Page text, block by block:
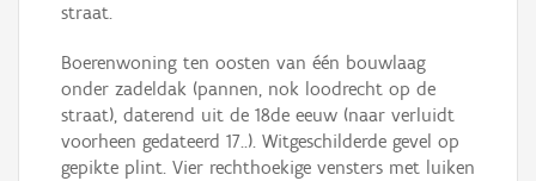
straat.
Boerenwoning ten oosten van één bouwlaag
onder zadeldak (pannen, nok loodrecht op de
straat), daterend uit de 18de eeuw (naar verluidt
voorheen gedateerd 17..). Witgeschilderde gevel op
gepikte plint. Vier rechthoekige vensters met luiken